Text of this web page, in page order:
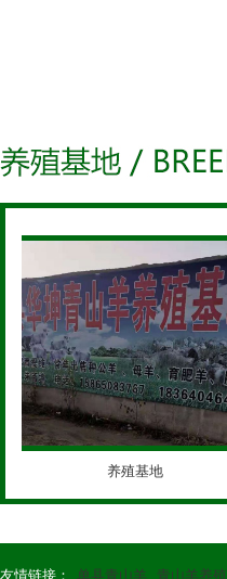
养殖基地
友情链接： 单县青山羊 青山羊养殖